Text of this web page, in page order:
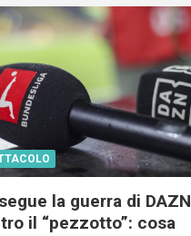
la guerra di DAZN
il “pezzotto”: cosa